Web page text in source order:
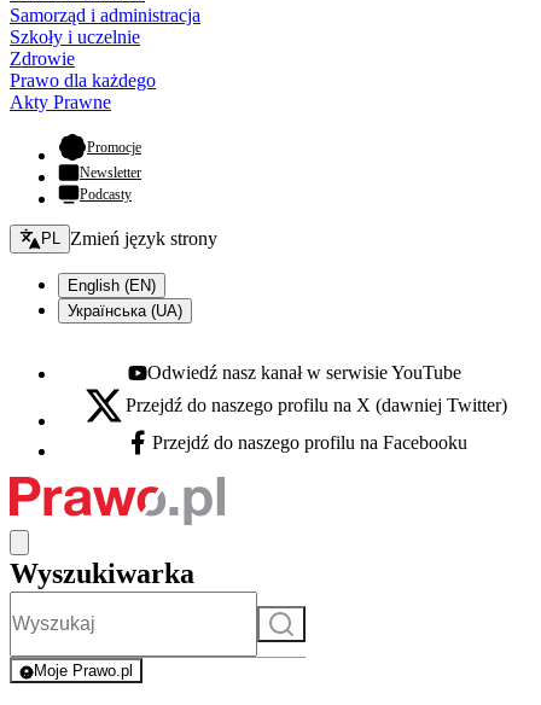
Samorząd i administracja
Szkoły i uczelnie
Zdrowie
Prawo dla każdego
Akty Prawne
Promocje- otwiera się w nowej karcie
Newsletter
Podcasty
Zmień język - bieżący:
PL Zmień język strony
English (EN)
Українська (UA)
Youtube - otwiera się w nowej karcie
Odwiedź nasz kanał w serwisie YouTube
X - otwiera się w nowej karcie
Przejdź do naszego profilu na X (dawniej Twitter)
Facebook - otwiera się w nowej karcie
Przejdź do naszego profilu na Facebooku
Wyszukiwarka
Szukaj
Moje Prawo.pl
- rejestracja i logowanie do serwisu